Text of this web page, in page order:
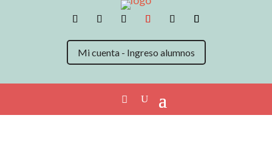
Mi cuenta - Ingreso alumnos